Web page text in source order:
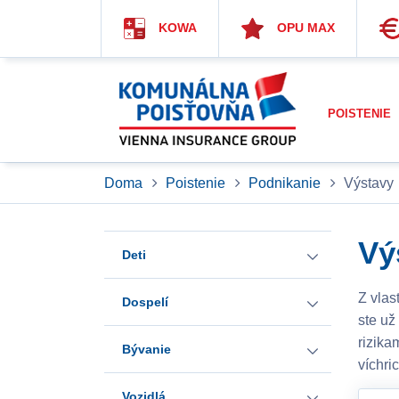
KOWA OPU MAX
POISTENIE
Doma Poistenie Podnikanie Výstavy
Deti
Provital Partner detské
pripoistenia
Dospelí
Rizikové poistenie
Bývanie
Vozidlá
Z
ste